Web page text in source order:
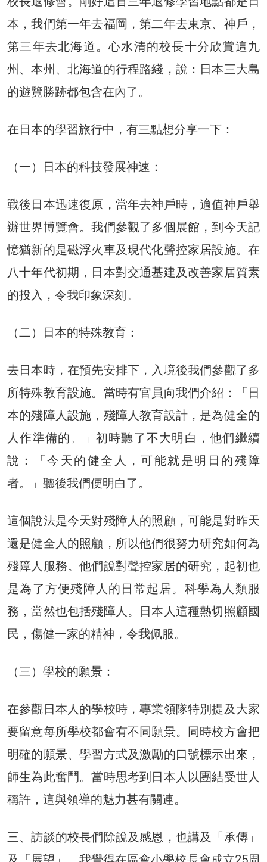
本，我們第一年去福岡，第二年去東京、神戶，
第三年去北海道。心水清的校長十分欣賞這九
州、本州、北海道的行程路綫，說：日本三大島
的遊覽勝跡都包含在內了。
在日本的學習旅行中，有三點想分享一下：
（一）日本的科技發展神速：
戰後日本迅速復原，當年去神戶時，適值神戶舉
辦世界博覽會。我們參觀了多個展館，到今天記
憶猶新的是磁浮火車及現代化聲控家居設施。在
八十年代初期，日本對交通基建及改善家居質素
的投入，令我印象深刻。
（二）日本的特殊教育：
去日本時，在預先安排下，入境後我們參觀了多
所特殊教育設施。當時有官員向我們介紹：「日
本的殘障人設施，殘障人教育設計，是為健全的
人作準備的。」初時聽了不大明白，他們繼續
說：「今天的健全人，可能就是明日的殘障
者。」聽後我們便明白了。
這個說法是今天對殘障人的照顧，可能是對昨天
還是健全人的照顧，所以他們很努力研究如何為
殘障人服務。他們說對聲控家居的研究，起初也
是為了方便殘障人的日常起居。科學為人類服
務，當然也包括殘障人。日本人這種熱切照顧國
民，傷健一家的精神，令我佩服。
（三）學校的願景：
在參觀日本人的學校時，專業領隊特別提及大家
要留意每所學校都會有不同願景。同時校方會把
明確的願景、學習方式及激勵的口號標示出來，
師生為此奮鬥。當時思考到日本人以團結受世人
稱許，這與領導的魅力甚有關連。
三、訪談的校長們除說及感恩，也講及「承傳」